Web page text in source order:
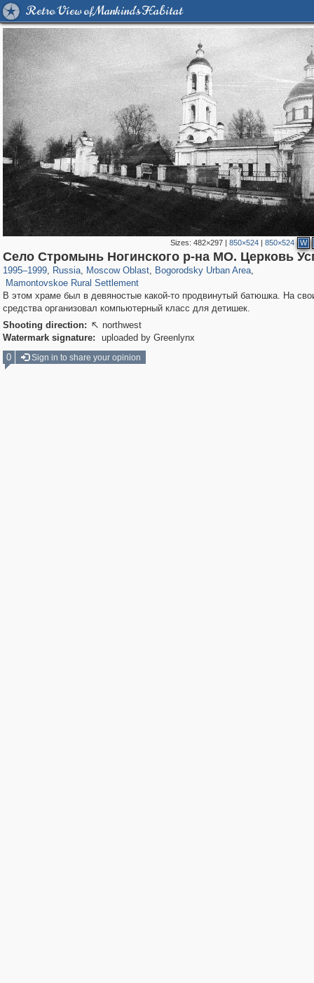
Retro View of Mankind's Habitat
Sizes:482×297 |850×524 |850×524 W
Село Стромынь Ногинского р-на МО. Церковь
1995–1999, Russia
1,407,348 29,248
, Moscow Oblast
96,615 1,691
, Bogorodsky Urban Area
1,629 16
,
Mamontovskoe Rural Settlement
19
В этом храме был в девяностые какой-то продвинутый батюшка. На
средства организовал компьютерный класс для детишек.
Shooting direction:  northwest
Watermark signature:
uploaded by Greenlynx
0
Sign in to share your opinion